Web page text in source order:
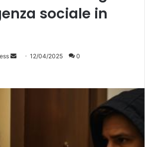
sociale in
Invia 12/04/2025 0